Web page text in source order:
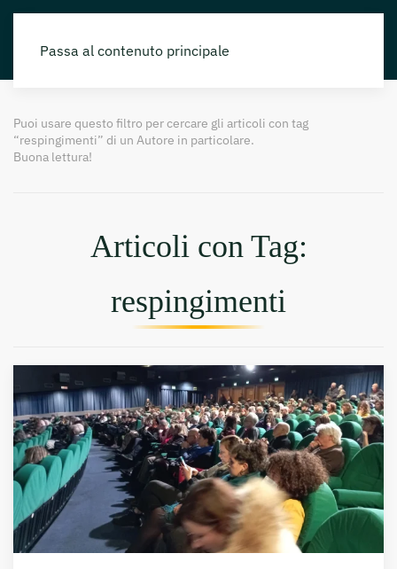
Passa al contenuto principale
Puoi usare questo filtro per cercare gli articoli con tag
“respingimenti” di un Autore in particolare.
Buona lettura!
Articoli con Tag:
respingimenti